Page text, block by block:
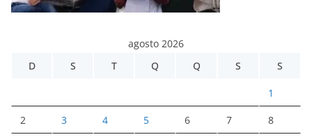
agosto 2026
D
S T Q Q S S
1
2 3 4 5 6 7 8